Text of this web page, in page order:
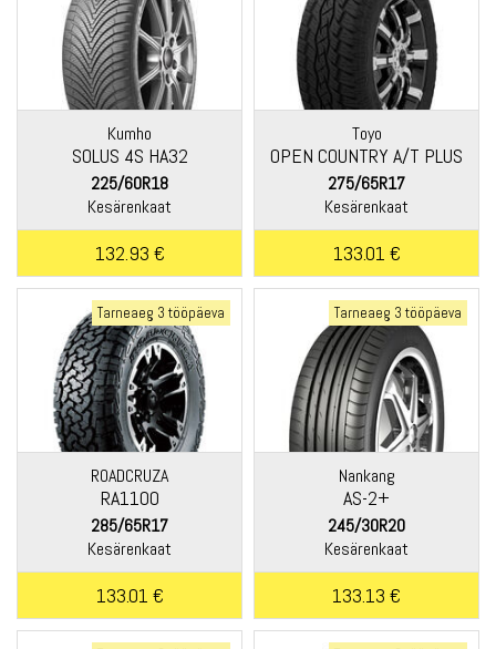
Kumho
SOLUS 4S HA32
225/60R18
Kesärenkaat
132.93 €
Toyo
OPEN COUNTRY A/T PLUS
275/65R17
Kesärenkaat
133.01 €
Tarneaeg 3 tööpäeva
ROADCRUZA
RA1100
285/65R17
Kesärenkaat
133.01 €
Tarneaeg 3 tööpäeva
Nankang
AS-2+
245/30R20
Kesärenkaat
133.13 €